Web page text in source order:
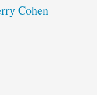
Cohen